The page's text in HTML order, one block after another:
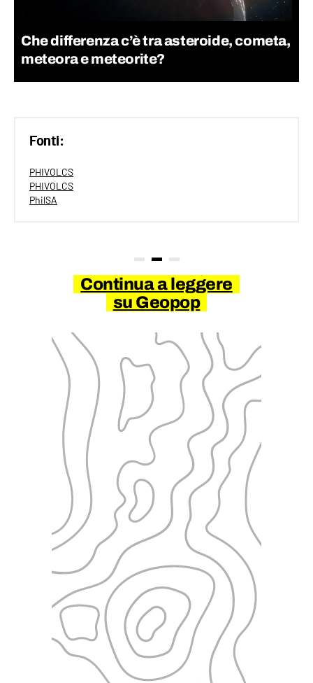
Che differenza c’è tra asteroide, cometa,
meteora e meteorite?
Fonti:
PHIVOLCS
PHIVOLCS
PhilSA
Continua a leggere
su Geopop